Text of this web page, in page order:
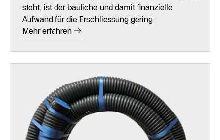
steht, ist der bauliche und damit finanzielle
Aufwand für die Erschliessung gering.
Mehr erfahren